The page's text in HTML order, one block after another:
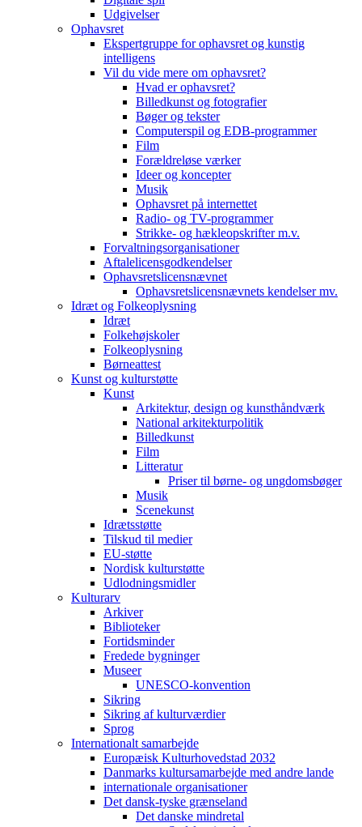
Udgivelser
Ophavsret
Ekspertgruppe for ophavsret og kunstig
intelligens
Vil du vide mere om ophavsret?
Hvad er ophavsret?
Billedkunst og fotografier
Bøger og tekster
Computerspil og EDB-programmer
Film
Forældreløse værker
Ideer og koncepter
Musik
Ophavsret på internettet
Radio- og TV-programmer
Strikke- og hækleopskrifter m.v.
Forvaltningsorganisationer
Aftalelicensgodkendelser
Ophavsretslicensnævnet
Ophavsretslicensnævnets kendelser mv.
Idræt og Folkeoplysning
Idræt
Folkehøjskoler
Folkeoplysning
Børneattest
Kunst og kulturstøtte
Kunst
Arkitektur, design og kunsthåndværk
National arkitekturpolitik
Billedkunst
Film
Litteratur
Priser til børne- og ungdomsbøger
Musik
Scenekunst
Idrætsstøtte
Tilskud til medier
EU-støtte
Nordisk kulturstøtte
Udlodningsmidler
Kulturarv
Arkiver
Biblioteker
Fortidsminder
Fredede bygninger
Museer
UNESCO-konvention
Sikring
Sikring af kulturværdier
Sprog
Internationalt samarbejde
Europæisk Kulturhovedstad 2032
Danmarks kultursamarbejde med andre lande
internationale organisationer
Det dansk-tyske grænseland
Det danske mindretal